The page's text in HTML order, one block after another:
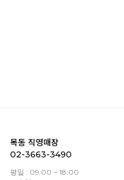
목동 직영매장
02-3663-3490
평일 : 09:00 ~ 18:00